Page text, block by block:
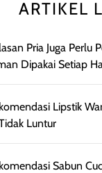
ARTIKEL
Pria Juga Perlu
Dipakai Setiap
Lipstik
Luntur
Sabun